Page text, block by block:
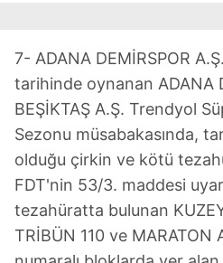
7- ADANA DEMİRSPOR
tarihinde oynanan ADANA
BEŞİKTAŞ A.Ş. Trendyol
Sezonu müsabakasında,
olduğu çirkin ve kötü
FDT'nin 53/3. maddesi
tezahüratta bulunan
TRİBÜN 110 ve MARATON